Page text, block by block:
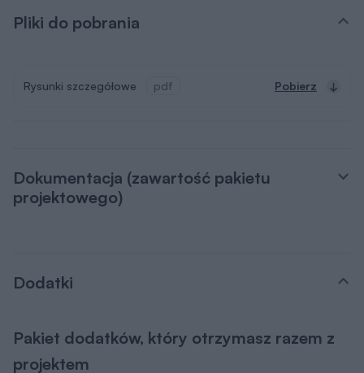
Pliki do pobrania
Rysunki szczegółowe pdf Pobierz
Dokumentacja (zawartość pakietu
projektowego)
Dodatki
Pakiet dodatków, który otrzymasz razem z
projektem